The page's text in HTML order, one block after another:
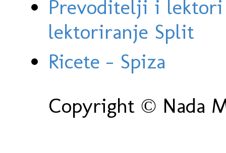
Prevoditelji i
lektoriranje Split
Ricete - Spiza
Copyright © Nada